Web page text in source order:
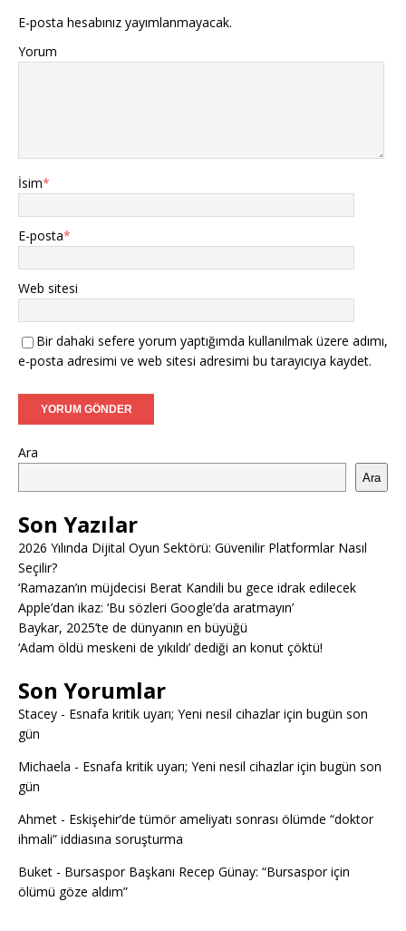
E-posta hesabınız yayımlanmayacak.
Yorum
İsim*
E-posta*
Web sitesi
Bir dahaki sefere yorum yaptığımda kullanılmak üzere adımı,
e-posta adresimi ve web sitesi adresimi bu tarayıcıya kaydet.
Ara
Ara
Son Yazılar
2026 Yılında Dijital Oyun Sektörü: Güvenilir Platformlar Nasıl
Seçilir?
‘Ramazan’ın müjdecisi Berat Kandili bu gece idrak edilecek
Apple’dan ikaz: ‘Bu sözleri Google’da aratmayın’
Baykar, 2025’te de dünyanın en büyüğü
‘Adam öldü meskeni de yıkıldı’ dediği an konut çöktü!
Son Yorumlar
Stacey - Esnafa kritik uyarı; Yeni nesil cihazlar için bugün son
gün
Michaela - Esnafa kritik uyarı; Yeni nesil cihazlar için bugün son
gün
Ahmet - Eskişehir’de tümör ameliyatı sonrası ölümde “doktor
ihmali” iddiasına soruşturma
Buket - Bursaspor Başkanı Recep Günay: “Bursaspor için
ölümü göze aldım”